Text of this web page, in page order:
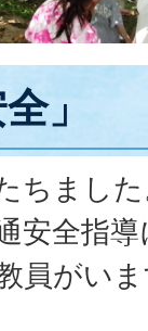
」
ちまし
安全指
員がい